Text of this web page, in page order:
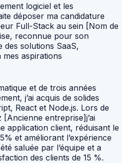
logiciel et les
déposer ma candidature
Full-Stack au sein [Nom de
reconnue pour son
des solutions SaaS,
aspirations
et de trois années
j’ai acquis de solides
React et Node.js. Lors de
entreprise]j’ai
application client, réduisant le
et améliorant l’expérience
saluée par l’équipe et a
des clients de 15 %.